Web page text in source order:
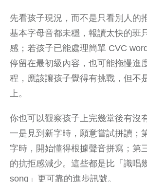
先看孩子現況，而不是只看別人的
基本字母音都未穩，報讀太快的班
感；若孩子已能處理簡單 CVC
停留在最初級內容，也可能拖慢進
程，應該讓孩子覺得有挑戰，但不
上。
你也可以觀察孩子上完幾堂後有沒
一是見到新字時，願意嘗試拼讀；
字時，開始懂得根據聲音拼寫；第
的抗拒感減少。這些都是比「識唱
song」更可靠的進步訊號。